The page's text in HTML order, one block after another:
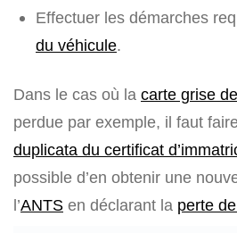
Effectuer les démarches
du véhicule.
Dans le cas où la carte grise
perdue par exemple, il faut
duplicata du certificat
possible d’en obtenir une
l’ANTS en déclarant la perte